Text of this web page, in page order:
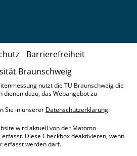
Braunschweig
Barrierefreiheit
nutzt die TU Braunschweig die
dazu, das Webangebot zu
Sie in unserer Datenschutzerklärung.
wird aktuell von der Matomo
Diese Checkbox deaktivieren, wenn
erfasst werden darf.